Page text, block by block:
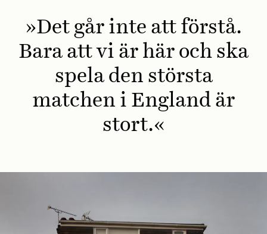
»Det går inte att förstå.
Bara att vi är här och ska
spela den största
matchen i England är
stort.«